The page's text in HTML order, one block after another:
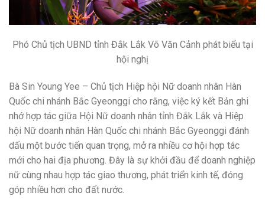
Phó Chủ tịch UBND tỉnh Đắk Lắk Võ Văn Cảnh phát biểu tại
hội nghị
Bà Sin Young Yee – Chủ tịch Hiệp hội Nữ doanh nhân Hàn
Quốc chi nhánh Bắc Gyeonggi cho rằng, việc ký kết Bản ghi
nhớ hợp tác giữa Hội Nữ doanh nhân tỉnh Đắk Lắk và Hiệp
hội Nữ doanh nhân Hàn Quốc chi nhánh Bắc Gyeonggi đánh
dấu một bước tiến quan trọng, mở ra nhiều cơ hội hợp tác
mới cho hai địa phương. Đây là sự khởi đầu để doanh nghiệp
nữ cùng nhau hợp tác giao thương, phát triển kinh tế, đóng
góp nhiều hơn cho đất nước.